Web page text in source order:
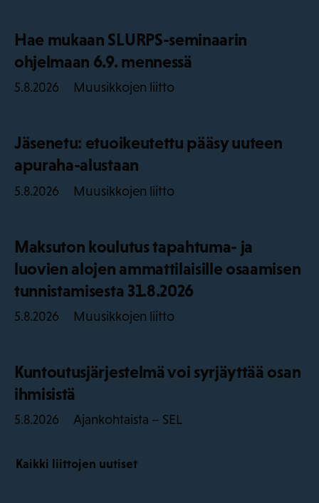
Hae mukaan SLURPS-seminaarin
ohjelmaan 6.9. mennessä
5.8.2026 Muusikkojen liitto
Jäsenetu: etuoikeutettu pääsy uuteen
apuraha-alustaan
5.8.2026 Muusikkojen liitto
Maksuton koulutus tapahtuma- ja
luovien alojen ammattilaisille osaamisen
tunnistamisesta 31.8.2026
5.8.2026 Muusikkojen liitto
Kuntoutusjärjestelmä voi syrjäyttää osan
ihmisistä
5.8.2026 Ajankohtaista – SEL
Kaikki liittojen uutiset